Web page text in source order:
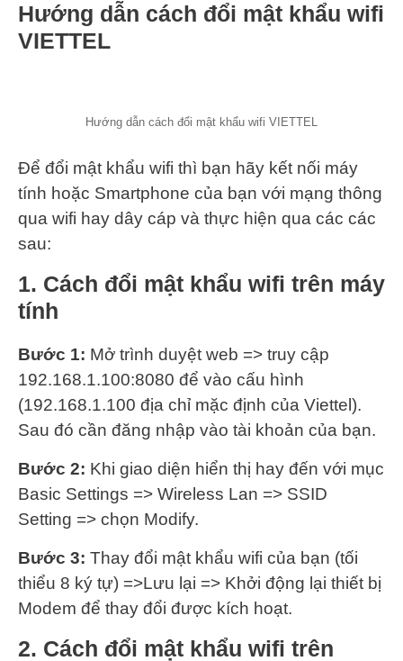
Hướng dẫn cách đổi mật khẩu wifi
VIETTEL
Hướng dẫn cách đổi mật khẩu wifi VIETTEL
Để đổi mật khẩu wifi thì bạn hãy kết nối máy
tính hoặc Smartphone của bạn với mạng thông
qua wifi hay dây cáp và thực hiện qua các các
sau:
1. Cách đổi mật khẩu wifi trên máy
tính
Bước 1: Mở trình duyệt web => truy cập
192.168.1.100:8080 để vào cấu hình
(192.168.1.100 địa chỉ mặc định của Viettel).
Sau đó cần đăng nhập vào tài khoản của bạn.
Bước 2: Khi giao diện hiển thị hay đến với mục
Basic Settings => Wireless Lan => SSID
Setting => chọn Modify.
Bước 3: Thay đổi mật khẩu wifi của bạn (tối
thiểu 8 ký tự) =>Lưu lại => Khởi động lại thiết bị
Modem để thay đổi được kích hoạt.
2. Cách đổi mật khẩu wifi trên